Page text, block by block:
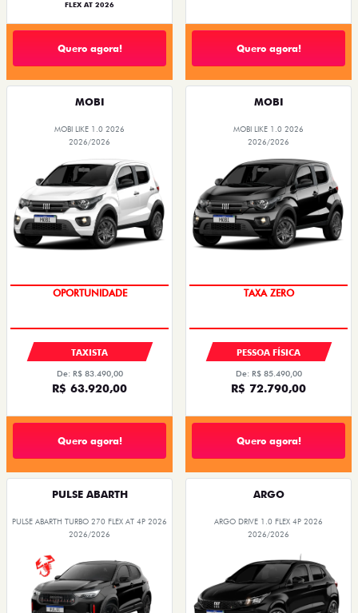
FLEX AT 2026
Quero agora! Quero agora!
MOBI
MOBI LIKE 1.0 2026
2026/2026
OPORTUNIDADE
TAXISTA
De: R$ 83.490,00
R$ 63.920,00
Quero agora!
MOBI
MOBI LIKE 1.0 2026
2026/2026
PREÇO IMPERDÍVEL
PESSOA FÍSICA
De: R$ 85.490,00
R$ 72.790,00
Quero agora!
PULSE ABARTH
PULSE ABARTH TURBO 270 FLEX AT 4P 2026
2026/2026
ARGO
ARGO DRIVE 1.0 FLEX 4P 2026
2026/2026